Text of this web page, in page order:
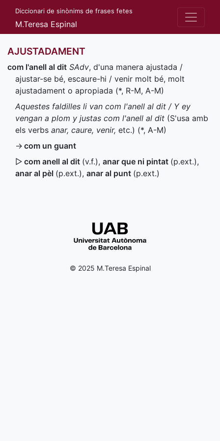
Diccionari de sinònims de frases fetes
M.Teresa Espinal
AJUSTADAMENT
com l'anell al dit SAdv, d'una manera ajustada /
ajustar-se bé, escaure-hi / venir molt bé, molt
ajustadament o apropiada (*, R-M, A-M)
Aquestes faldilles li van com l'anell al dit / Y ey
vengan a plom y justas com l'anell al dit (S'usa amb
els verbs anar, caure, venir, etc.) (*, A-M)
→ com un guant
▷ com anell al dit (v.f.), anar que ni pintat (p.ext.),
anar al pèl (p.ext.), anar al punt (p.ext.)
© 2025 M.Teresa Espinal